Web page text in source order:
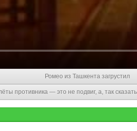
Ромео из Ташкента загрустил
противника — это не подвиг, а, так